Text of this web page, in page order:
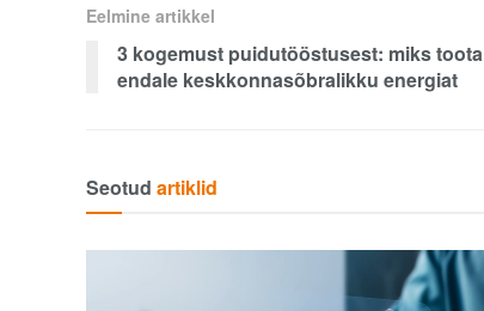
Eelmine artikkel
3 kogemust puidutööstusest: miks toota
endale keskkonnasõbralikku energiat
Seotud artiklid